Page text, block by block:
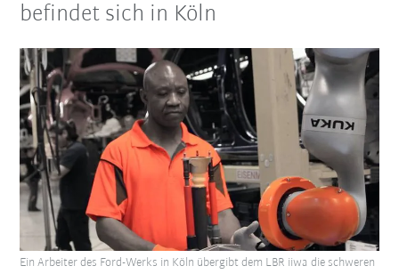
befindet sich in Köln
Ein Arbeiter des Ford-Werks in Köln übergibt dem LBR iiwa die schweren